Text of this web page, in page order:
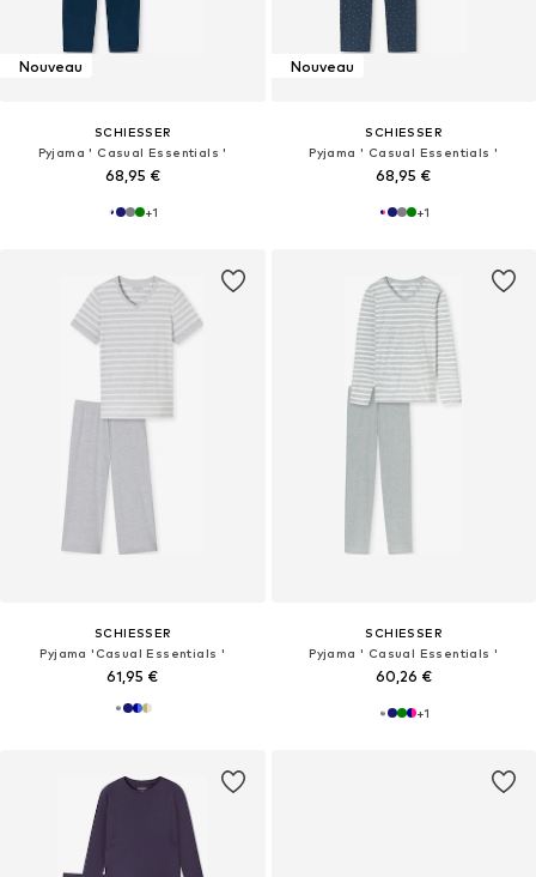
Nouveau
SCHIESSER
Pyjama ' Casual Essentials '
68,95 €
+1
Nouveau
SCHIESSER
Pyjama ' Casual Essentials '
68,95 €
+1
SCHIESSER
Pyjama 'Casual Essentials '
61,95 €
SCHIESSER
Pyjama ' Casual Essentials '
60,26 €
+1